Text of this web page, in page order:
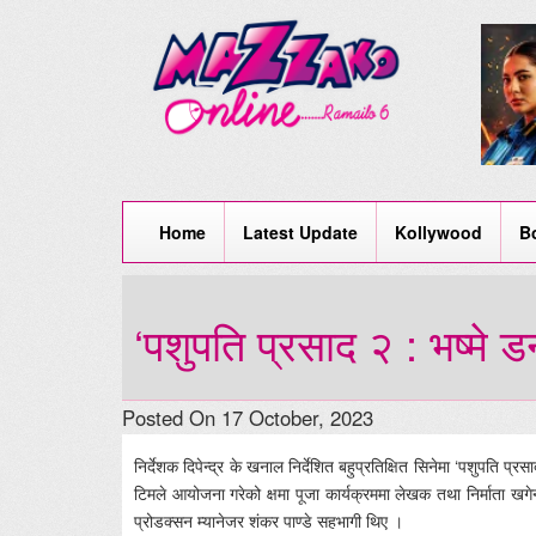
Home Latest Update Kollywood
‘पशुपति प्रसाद २ : भष्मे
Posted On 17 October, 2023
निर्देशक दिपेन्द्र के खनाल निर्देशित बहुप्रतिक्षित सिनेमा ‘पशुपति
टिमले आयोजना गरेको क्षमा पूजा कार्यक्रममा लेखक तथा निर्माता
प्रोडक्सन म्यानेजर शंकर पाण्डे सहभागी थिए ।